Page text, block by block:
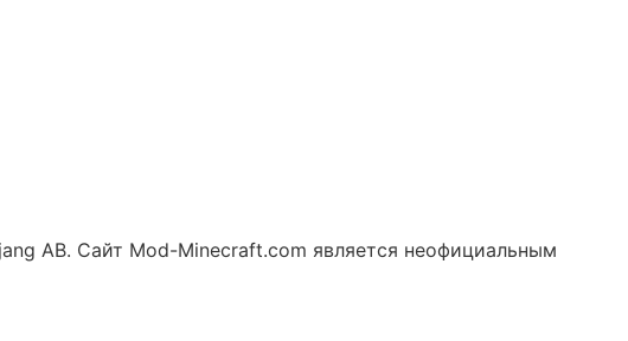
AB. Сайт Mod-Minecraft.com является неофициальным